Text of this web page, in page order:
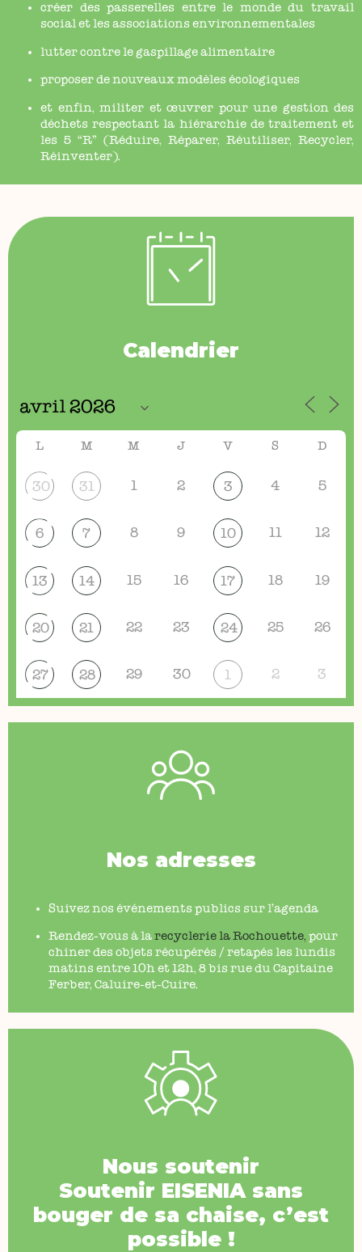
créer des passerelles entre le monde du travail
social et les associations environnementales
lutter contre le gaspillage alimentaire
proposer de nouveaux modèles écologiques
et enfin, militer et œuvrer pour une gestion des
déchets respectant la hiérarchie de traitement et
les 5 “R” (Réduire, Réparer, Réutiliser, Recycler,
Réinventer).
Calendrier
L M M J V S D
30 31 1 2 3 4 5
6 7 8 9 10 11 12
13 14 15 16 17 18 19
20 21 22 23 24 25 26
27 28 29 30 1 2 3
Nos adresses
Suivez nos événements publics sur l’agenda
Rendez-vous à larecyclerie la Rochouette, pour
chiner des objets récupérés / retapés les lundis
matins entre 10h et 12h, 8 bis rue du Capitaine
Ferber, Caluire-et-Cuire.
Nous soutenir
Soutenir EISENIA sans
bouger de sa chaise, c’est
possible !